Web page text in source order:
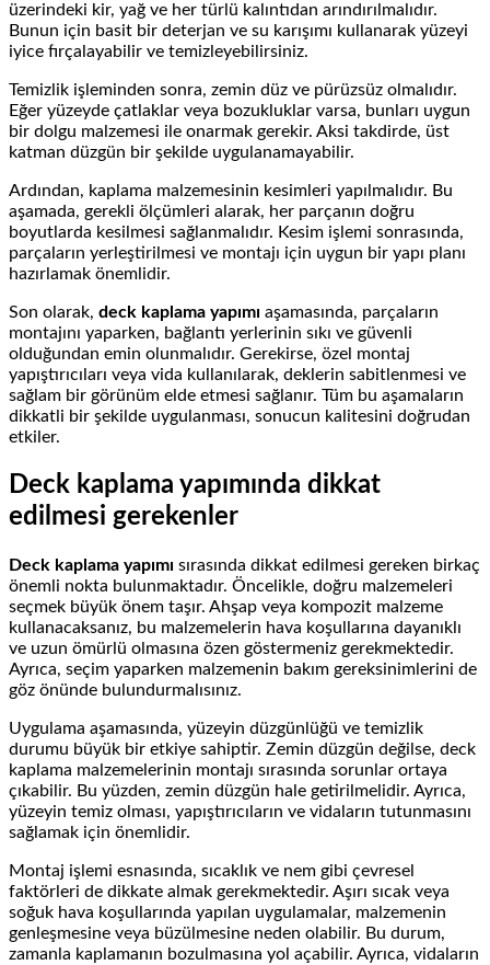
üzerindeki kir, yağ ve her türlü kalıntıdan arındırılmalıdır.
Bunun için basit bir deterjan ve su karışımı kullanarak yüzeyi
iyice fırçalayabilir ve temizleyebilirsiniz.
Temizlik işleminden sonra, zemin düz ve pürüzsüz olmalıdır.
Eğer yüzeyde çatlaklar veya bozukluklar varsa, bunları uygun
bir dolgu malzemesi ile onarmak gerekir. Aksi takdirde, üst
katman düzgün bir şekilde uygulanamayabilir.
Ardından, kaplama malzemesinin kesimleri yapılmalıdır. Bu
aşamada, gerekli ölçümleri alarak, her parçanın doğru
boyutlarda kesilmesi sağlanmalıdır. Kesim işlemi sonrasında,
parçaların yerleştirilmesi ve montajı için uygun bir yapı planı
hazırlamak önemlidir.
Son olarak, deck kaplama yapımı aşamasında, parçaların
montajını yaparken, bağlantı yerlerinin sıkı ve güvenli
olduğundan emin olunmalıdır. Gerekirse, özel montaj
yapıştırıcıları veya vida kullanılarak, deklerin sabitlenmesi ve
sağlam bir görünüm elde etmesi sağlanır. Tüm bu aşamaların
dikkatli bir şekilde uygulanması, sonucun kalitesini doğrudan
etkiler.
Deck kaplama yapımında dikkat
edilmesi gerekenler
Deck kaplama yapımı sırasında dikkat edilmesi gereken birkaç
önemli nokta bulunmaktadır. Öncelikle, doğru malzemeleri
seçmek büyük önem taşır. Ahşap veya kompozit malzeme
kullanacaksanız, bu malzemelerin hava koşullarına dayanıklı
ve uzun ömürlü olmasına özen göstermeniz gerekmektedir.
Ayrıca, seçim yaparken malzemenin bakım gereksinimlerini de
göz önünde bulundurmalısınız.
Uygulama aşamasında, yüzeyin düzgünlüğü ve temizlik
durumu büyük bir etkiye sahiptir. Zemin düzgün değilse, deck
kaplama malzemelerinin montajı sırasında sorunlar ortaya
çıkabilir. Bu yüzden, zemin düzgün hale getirilmelidir. Ayrıca,
yüzeyin temiz olması, yapıştırıcıların ve vidaların tutunmasını
sağlamak için önemlidir.
Montaj işlemi esnasında, sıcaklık ve nem gibi çevresel
faktörleri de dikkate almak gerekmektedir. Aşırı sıcak veya
soğuk hava koşullarında yapılan uygulamalar, malzemenin
genleşmesine veya büzülmesine neden olabilir. Bu durum,
zamanla kaplamanın bozulmasına yol açabilir. Ayrıca, vidaların